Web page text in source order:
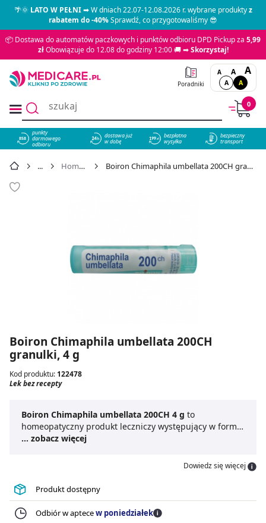
🌴🌞LATO W PEŁNI➡ W dniach 22.07-12.08.2026 r. wybrane produktyz
rabatem do -40%Sprawdź, co przygotowaliśmy 😎
📦 Dostawa do automatów paczkowych i punktów odbioru DPD Pickup za 5,99
złObowiązuje do 12.08 do godziny 12:00 🚚 ➡Skorzystaj!
Poradniki
A A A
A A
0
858
punkty
darmowego
odbioru
dostawa już
w dobę
bezpłatna
wysyłka
bezpieczny
transport
Homeopatia Boiron Chimaphila umbellata 200CH granulki, 4 g - cena 23,99 zł
Boiron Chimaphila umbellata 200CH
granulki, 4 g
Kod produktu: 122478
Lek bez recepty
Boiron Chimaphila umbellata 200CH 4 g to
homeopatyczny produkt leczniczy występujący w formie
granulek przeznaczonych do stosowania doustnego.
leku
indywidualnie przez lekarza.
umbellata 200CH granulki
wskazaniami, o których informacje można uzyskać od
... zobacz więcej
Dowiedz się więcej
Produkt dostępny
Odbiór w aptecew poniedziałek